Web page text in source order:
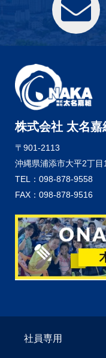
株式会社 太名嘉
〒901-2113
沖縄県浦添市大平2丁目
TEL：098-878-9558
FAX：098-878-9516
社員専用